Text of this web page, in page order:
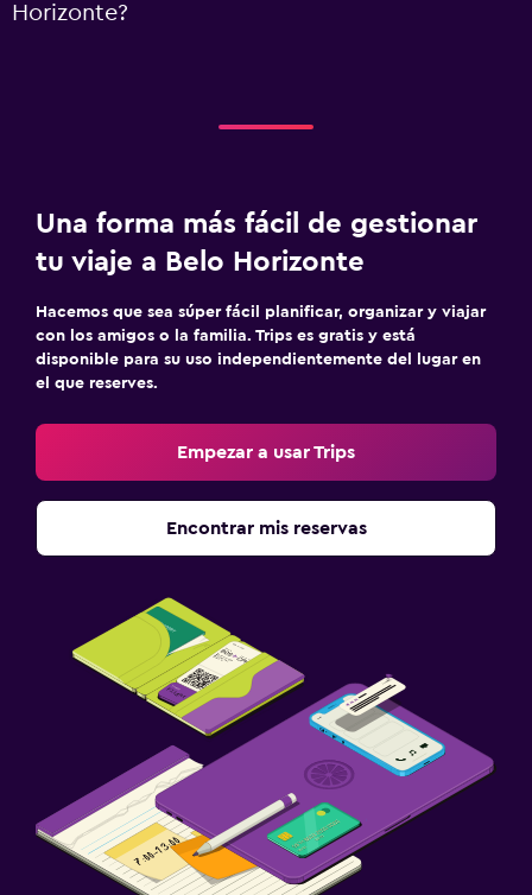
Horizonte?
Una forma más fácil de gestionar
tu viaje a Belo Horizonte
Hacemos que sea súper fácil planificar, organizar y viajar
con los amigos o la familia. Trips es gratis y está
disponible para su uso independientemente del lugar en
el que reserves.
Empezar a usar Trips
Encontrar mis reservas